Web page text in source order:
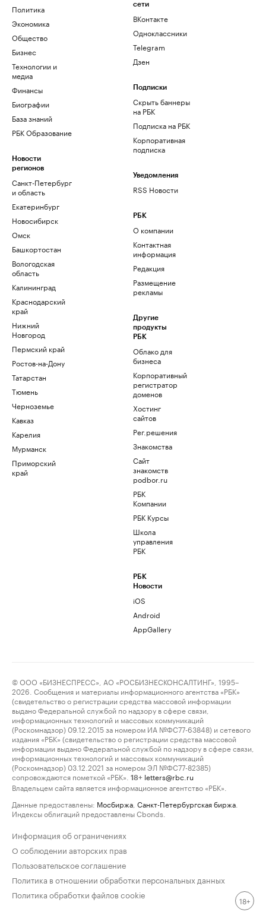
Политика
Экономика
Общество
Бизнес
Технологии и
медиа
Финансы
Биографии
База знаний
РБК Образование
Новости
регионов
Санкт-Петербург
и область
Екатеринбург
Новосибирск
Омск
Башкортостан
Вологодская
область
Калининград
Краснодарский
край
Нижний
Новгород
Пермский край
Ростов-на-Дону
Татарстан
Тюмень
Черноземье
Кавказ
Карелия
Мурманск
Приморский
край
сети
ВКонтакте
Одноклассники
Telegram
Дзен
Подписки
Скрыть баннеры
на РБК
Подписка на РБК
Корпоративная
подписка
Уведомления
RSS Новости
РБК
О компании
Контактная
информация
Редакция
Размещение
рекламы
Другие
продукты
РБК
Облако для
бизнеса
Корпоративный
регистратор
доменов
Хостинг
сайтов
Рег.решения
Знакомства
Сайт
знакомств
podbor.ru
РБК
Компании
РБК Курсы
Школа
управления
РБК
РБК
Новости
iOS
Android
AppGallery
© ООО «БИЗНЕСПРЕСС», АО «РОСБИЗНЕСКОНСАЛТИНГ», 1995–
2026. Сообщения и материалы информационного агентства «РБК»
(свидетельство о регистрации средства массовой информации
выдано Федеральной службой по надзору в сфере связи,
информационных технологий и массовых коммуникаций
(Роскомнадзор) 09.12.2015 за номером ИА №ФС77-63848) и сетевого
издания «РБК» (свидетельство о регистрации средства массовой
информации выдано Федеральной службой по надзору в сфере связи,
информационных технологий и массовых коммуникаций
(Роскомнадзор) 03.12.2021 за номером ЭЛ №ФС77-82385)
сопровождаются пометкой «РБК».
18+ letters@rbc.ru
Владельцем сайта является информационное агентство «РБК».
Данные предоставлены: Мосбиржа Санкт-Петербургская биржа
Индексы облигаций предоставлены Cbonds.
Информация об ограничениях
О соблюдении авторских прав
Пользовательское соглашение
Политика в отношении обработки персональных данных
Политика обработки файлов cookie
18+